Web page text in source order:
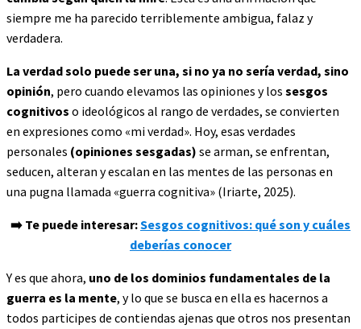
siempre me ha parecido terriblemente ambigua, falaz y
verdadera.
La verdad solo puede ser una, si no ya no sería verdad, sino
opinión, pero cuando elevamos las opiniones y los sesgos
cognitivos o ideológicos al rango de verdades, se convierten
en expresiones como «mi verdad». Hoy, esas verdades
personales (opiniones sesgadas) se arman, se enfrentan,
seducen, alteran y escalan en las mentes de las personas en
una pugna llamada «guerra cognitiva» (Iriarte, 2025).
➡️ Te puede interesar:Sesgos cognitivos: qué son y cuáles
deberías conocer
Y es que ahora, uno de los dominios fundamentales de la
guerra es la mente, y lo que se busca en ella es hacernos a
todos participes de contiendas ajenas que otros nos presentan